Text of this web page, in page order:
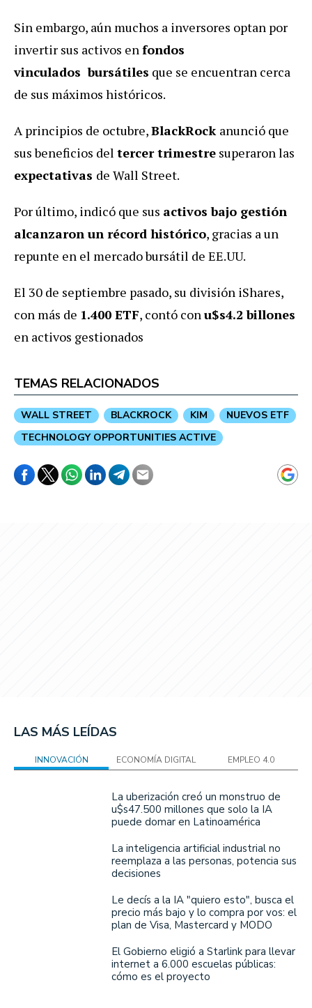
Sin embargo, aún muchos a inversores optan por
invertir sus activos enfondos
vinculados bursátiles que se encuentran cerca
de sus máximos históricos.
A principios de octubre,BlackRock anunció que
sus beneficios del tercer trimestre superaron las
expectativas de Wall Street.
Por último, indicó que sus activos bajo gestión
alcanzaron un récord histórico, gracias a un
repunte en el mercado bursátil de EE.UU.
El 30 de septiembre pasado, su división iShares,
con más de 1.400 ETF, contó conu$s4.2 billones
en activos gestionados
TEMAS RELACIONADOS
WALL STREET BLACKROCK KIM
NUEVOS ETF
TECHNOLOGY OPPORTUNITIES ACTIVE
LAS MÁS LEÍDAS
INNOVACIÓN ECONOMÍA DIGITAL EMPLEO 4.0
La uberización creó un monstruo de
u$s47.500 millones que solo la IA
puede domar en Latinoamérica
La inteligencia artificial industrial no
reemplaza a las personas, potencia sus
decisiones
Le decís a la IA "quiero esto", busca el
precio más bajo y lo compra por vos: el
plan de Visa, Mastercard y MODO
El Gobierno eligió a Starlink para llevar
internet a 6.000 escuelas públicas:
cómo es el proyecto